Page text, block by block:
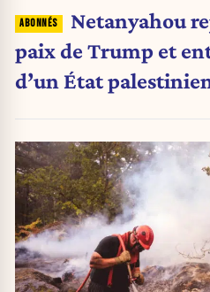
Netanyahou
paix de Trump et
d’un État